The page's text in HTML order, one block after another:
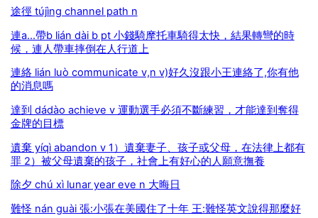
途徑 tújìng channel path n
連a...帶b lián dài b pt 小錢騎摩托車騎得太快，結果轉彎的時
候，連人帶車摔倒在人行道上
連絡 lián luò communicate v,n v)好久沒跟小王連絡了,你有他
的消息嗎
達到 dádào achieve v 運動選手必須不斷練習，才能達到奪得
金牌的目標
遺棄 yíqì abandon v 1）遺棄妻子、孩子或父母，在法律上都有
罪 2）被父母遺棄的孩子，社會上有好心的人願意撫養
除夕 chú xì lunar year eve n 大晦日
難怪 nán guài 張:小張在美國住了十年 王:難怪英文說得那麼好